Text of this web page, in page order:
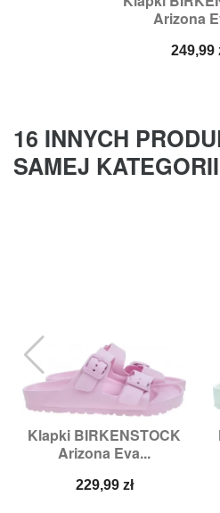
Arizona
Cena
249,99
16 INNYCH
SAMEJ
Klapki BIRKENSTOCK
Arizona Eva...
Cena
229,99 zł